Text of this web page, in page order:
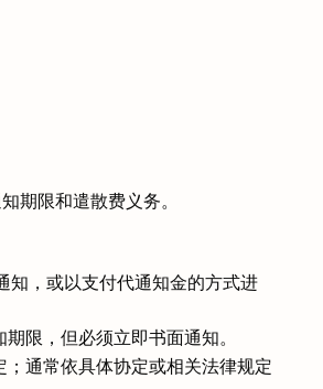
期限和遣散费义务。
知，或以支付代通知金的方式进
限，但必须立即书面通知。
；通常依具体协定或相关法律规定